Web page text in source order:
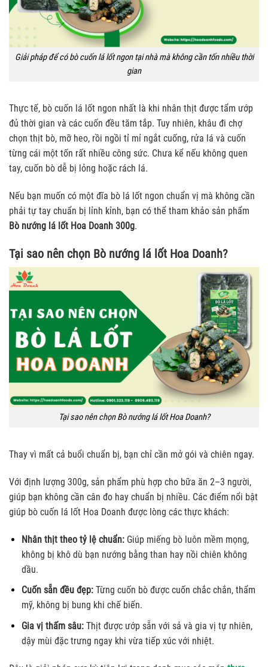
Giải pháp để có bò cuốn lá lốt ngon tại nhà mà không cần tốn nhiều thời
gian
Thực tế, bò cuốn lá lốt ngon nhất là khi nhân thịt được tẩm ướp
đủ thời gian và các cuốn đều tăm tắp. Tuy nhiên, khâu đi chợ
chọn thịt bò, mỡ heo, rồi ngồi tỉ mỉ ngắt cuống, rửa lá và cuốn
từng cái một tốn rất nhiều công sức. Chưa kể nếu không quen
tay, cuốn bò dễ bị lỏng hoặc rách lá.
Nếu bạn muốn có một đĩa bò lá lốt ngon chuẩn vị mà không cần
phải tự tay chuẩn bị lỉnh kỉnh, bạn có thể tham khảo sản phẩm
Bò nướng lá lốt Hoa Doanh 300g.
Tại sao nên chọn Bò nướng lá lốt Hoa Doanh?
Tại sao nên chọn Bò nướng lá lốt Hoa Doanh?
Thay vì mất cả buổi chuẩn bị, bạn chỉ cần mở gói và chiên ngay.
Với định lượng 300g, sản phẩm phù hợp cho bữa ăn 2–3 người,
giúp bạn không cần cân đo hay chuẩn bị nhiều. Các điểm nổi bật
giúp bò cuốn lá lốt Hoa Doanh được lòng các thực khách:
Nhân thịt theo tỷ lệ chuẩn:Giúp miếng bò luôn mềm mọng,
không bị khô dù bạn nướng bằng than hay nồi chiên không
dầu.
Cuốn sẵn đều đẹp:Từng cuốn bò được cuốn chắc chắn, thẩm
mỹ, không bị bung khi chế biến.
Gia vị thấm sâu:Thịt được ướp sẵn với sả và gia vị tự nhiên,
dậy mùi đặc trưng ngay khi vừa tiếp xúc với nhiệt.